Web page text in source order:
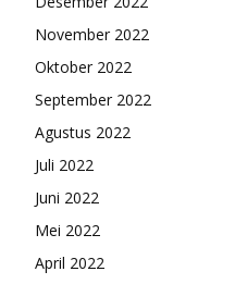
November 2022
Oktober 2022
September 2022
Agustus 2022
Juli 2022
Juni 2022
Mei 2022
April 2022